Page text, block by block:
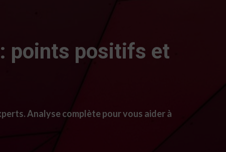
points positifs et
Analyse complète pour vous aider à